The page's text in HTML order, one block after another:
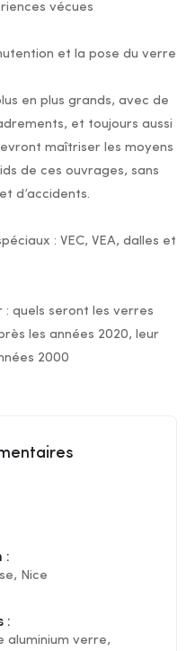
vécues
et la pose du verre
en plus grands, avec de
et toujours aussi
maîtriser les moyens
de ces ouvrages, sans
d’accidents.
: VEC, VEA, dalles et
: quels seront les verres
les années 2020, leur
2000
:
Nice
:
aluminium verre,